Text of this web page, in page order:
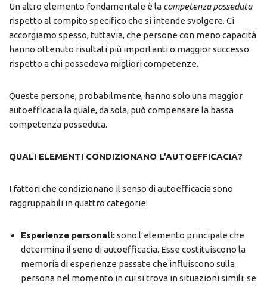
Un altro elemento fondamentale è la competenza posseduta
rispetto al compito specifico che si intende svolgere. Ci
accorgiamo spesso, tuttavia, che persone con meno capacità
hanno ottenuto risultati più importanti o maggior successo
rispetto a chi possedeva migliori competenze.
Queste persone, probabilmente, hanno solo una maggior
autoefficacia la quale, da sola, può compensare la bassa
competenza posseduta.
QUALI ELEMENTI CONDIZIONANO L’AUTOEFFICACIA?
I fattori che condizionano il senso di autoefficacia sono
raggruppabili in quattro categorie:
Esperienze personali:sono l’elemento principale che
determina il seno di autoefficacia. Esse costituiscono la
memoria di esperienze passate che influiscono sulla
persona nel momento in cui si trova in situazioni simili: se